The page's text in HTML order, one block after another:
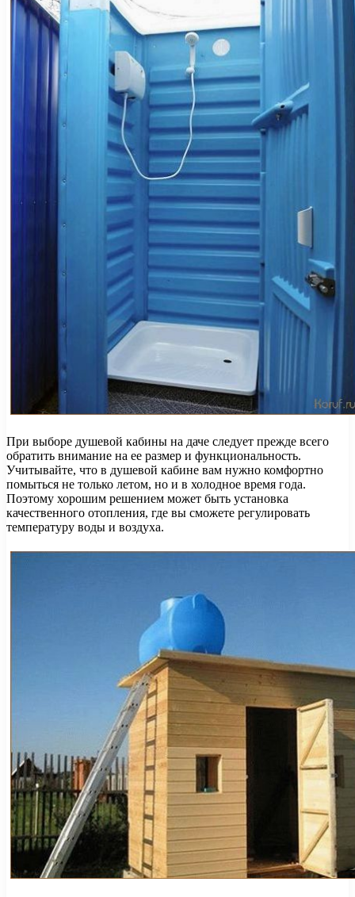
При выборе душевой кабины на даче следует прежде всего
обратить внимание на ее размер и функциональность.
Учитывайте, что в душевой кабине вам нужно комфортно
помыться не только летом, но и в холодное время года.
Поэтому хорошим решением может быть установка
качественного отопления, где вы сможете регулировать
температуру воды и воздуха.